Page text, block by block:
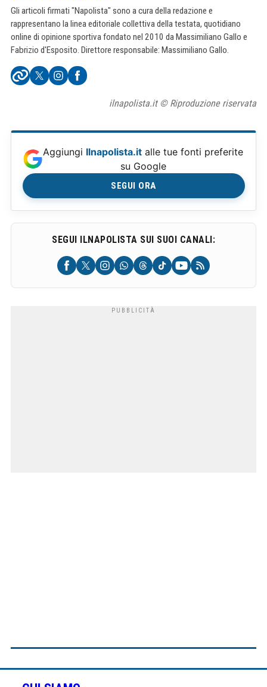
Gli articoli firmati "Napolista" sono a cura della redazione e
rappresentano la linea editoriale collettiva della testata, quotidiano
online di opinione sportiva fondato nel 2010 da Massimiliano Gallo e
Fabrizio d'Esposito. Direttore responsabile: Massimiliano Gallo.
ilnapolista.it © Riproduzione riservata
Aggiungi Ilnapolista.it alle tue fonti preferite
su Google
SEGUI ORA
SEGUI ILNAPOLISTA SUI SUOI CANALI: